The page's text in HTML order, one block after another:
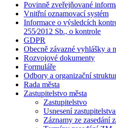
Povinně zveřejňované
Vnitřní oznamovací systém
Informace o výsledcích
255⁄2012 Sb., o kontrole
GDPR
Obecně závazné vyhlášky a
Rozvojové dokumenty
Formuláře
Odbory a organizační
Rada města
Zastupitelstvo města
Zastupitelstvo
Usnesení
Záznamy ze zasedání